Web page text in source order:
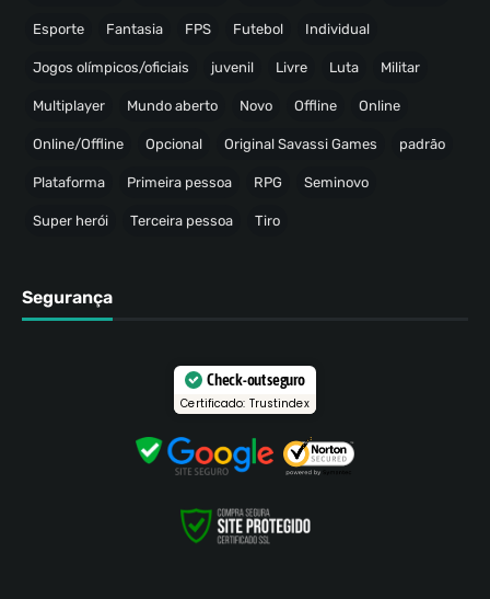
Esporte Fantasia FPS Futebol Individual
Jogos olímpicos/oficiais juvenil Livre Luta Militar
Multiplayer Mundo aberto Novo Offline Online
Online/Offline Opcional Original Savassi Games padrão
Plataforma Primeira pessoa RPG Seminovo
Super herói Terceira pessoa Tiro
Segurança
Check-out seguro
Certificado: Trustindex